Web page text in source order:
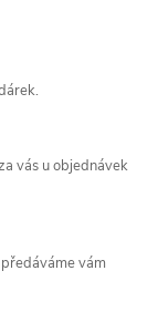
vás u objednávek
vám